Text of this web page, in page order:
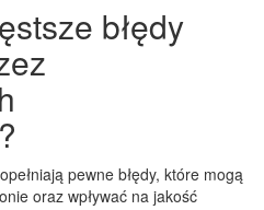
błędy
pewne błędy, które mogą
oraz wpływać na jakość